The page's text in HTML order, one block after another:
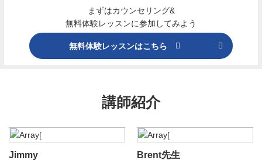
まずはカウンセリング&
無料体験レッスンに参加してみよう
無料体験レッスンはこちら
講師紹介
Jimmy Brent先生